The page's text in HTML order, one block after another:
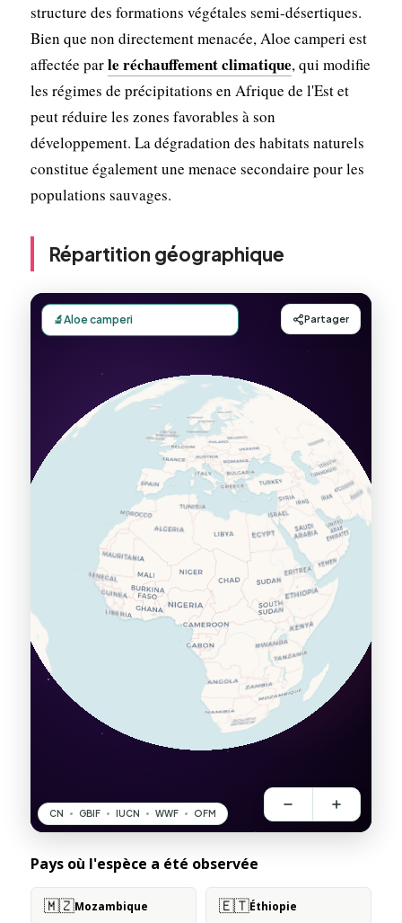
structure des formations végétales semi-désertiques.
Bien que non directement menacée, Aloe camperi est
affectée parle réchauffement climatique, qui modifie
les régimes de précipitations en Afrique de l'Est et
peut réduire les zones favorables à son
développement. La dégradation des habitats naturels
constitue également une menace secondaire pour les
populations sauvages.
Répartition géographique
Pays où l'espèce a été observée
🇲🇿Mozambique 🇪🇹Éthiopie